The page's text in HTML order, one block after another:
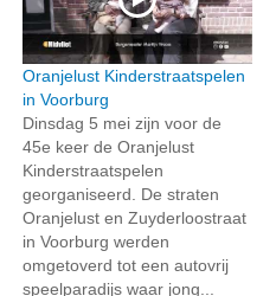
Oranjelust Kinderstraatspelen
in Voorburg
Dinsdag 5 mei zijn voor de
45e keer de Oranjelust
Kinderstraatspelen
georganiseerd. De straten
Oranjelust en Zuyderloostraat
in Voorburg werden
omgetoverd tot een autovrij
speelparadijs waar jong...